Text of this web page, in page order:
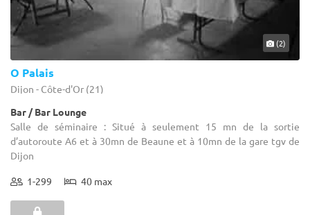
(2)
O Palais
Dijon - Côte-d'Or (21)
Bar / Bar Lounge
Salle de séminaire : Situé à seulement 15 mn de la sortie
d’autoroute A6 et à 30mn de Beaune et à 10mn de la gare tgv de
Dijon
1-299 40 max